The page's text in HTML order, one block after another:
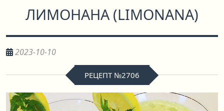
ЛИМОНАНА(LIMONANA)
2023-10-10
РЕЦЕПТ №2706